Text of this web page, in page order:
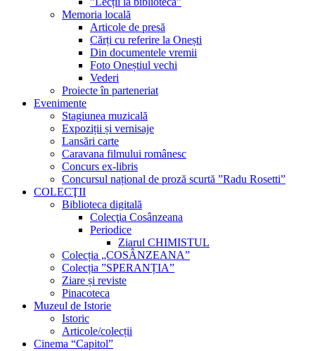
Memoria locală
Articole de presă
Cărți cu referire la Onești
Din documentele vremii
Foto Oneștiul vechi
Vederi
Proiecte în parteneriat
Evenimente
Stagiunea muzicală
Expoziții și vernisaje
Lansări carte
Caravana filmului românesc
Concurs ex-libris
Concursul național de proză scurtă ”Radu Rosetti”
COLECŢII
Biblioteca digitală
Colecţia Cosânzeana
Periodice
Ziarul CHIMISTUL
Colecția „COSÂNZEANA”
Colecția ”SPERANȚIA”
Ziare și reviste
Pinacoteca
Muzeul de Istorie
Istoric
Articole/colecții
Cinema “Capitol”